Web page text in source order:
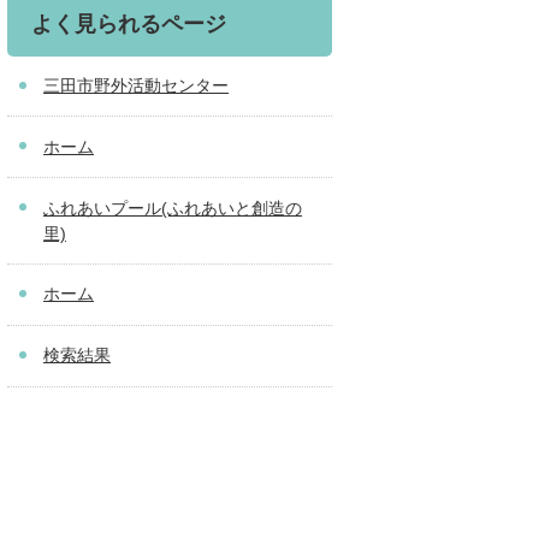
よく見られるページ
三田市野外活動センター
ホーム
ふれあいプール(ふれあいと創造の
里)
ホーム
検索結果